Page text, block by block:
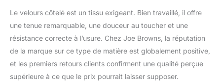
Le velours côtelé est un tissu exigeant. Bien travaillé, il offre
une tenue remarquable, une douceur au toucher et une
résistance correcte à l’usure. Chez Joe Browns, la réputation
de la marque sur ce type de matière est globalement positive,
et les premiers retours clients confirment une qualité perçue
supérieure à ce que le prix pourrait laisser supposer.